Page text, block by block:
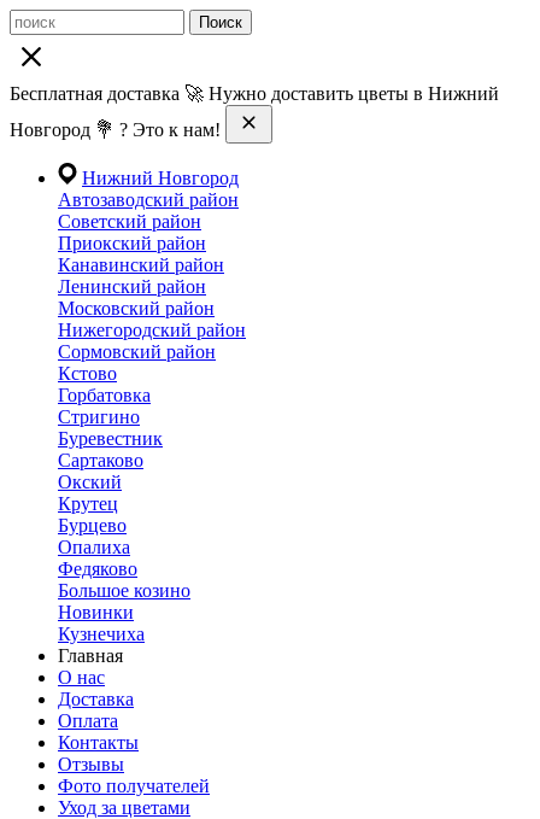
Поиск
Бесплатная доставка 🚀 Нужно доставить цветы в Нижний
Новгород 💐 ? Это к нам!
Нижний Новгород
Автозаводский район
Советский район
Приокский район
Канавинский район
Ленинский район
Московский район
Нижегородский район
Сормовский район
Кстово
Горбатовка
Стригино
Буревестник
Сартаково
Окский
Крутец
Бурцево
Опалиха
Федяково
Большое козино
Новинки
Кузнечиха
Главная
О нас
Доставка
Оплата
Контакты
Отзывы
Фото получателей
Уход за цветами